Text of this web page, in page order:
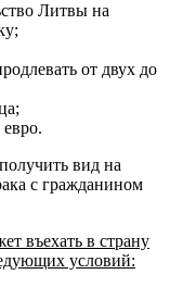
Литвы на
от двух до
вид на
с гражданином
въехать в страну
условий: